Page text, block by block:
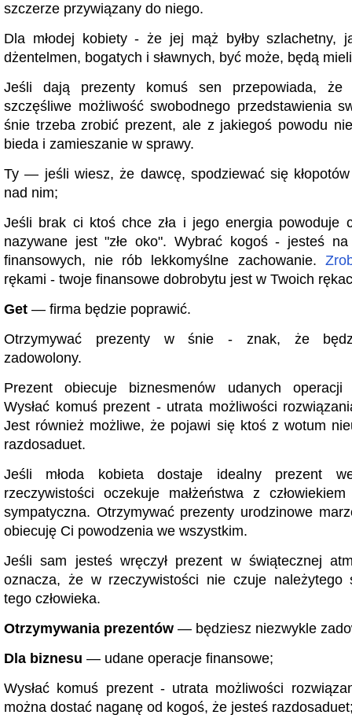
szczerze przywiązany do niego.
Dla młodej kobiety - że jej mąż byłby szlachetny,
dżentelmen, bogatych i sławnych, być może, będą
Jeśli dają prezenty komuś sen przepowiada, że
szczęśliwe możliwość swobodnego przedstawienia
śnie trzeba zrobić prezent, ale z jakiegoś powodu
bieda i zamieszanie w sprawy.
Ty — jeśli wiesz, że dawcę, spodziewać się kłopotów
nad nim;
Jeśli brak ci ktoś chce zła i jego energia powoduje
nazywane jest "złe oko". Wybrać kogoś - jesteś
finansowych, nie rób lekkomyślne zachowanie.
rękami - twoje finansowe dobrobytu jest w Twoich
Get — firma będzie poprawić.
Otrzymywać prezenty w śnie - znak, że
zadowolony.
Prezent obiecuje biznesmenów udanych operacji
Wysłać komuś prezent - utrata możliwości
Jest również możliwe, że pojawi się ktoś z wotum
razdosaduet.
Jeśli młoda kobieta dostaje idealny prezent
rzeczywistości oczekuje małżeństwa z
sympatyczna. Otrzymywać prezenty urodzinowe
obiecuję Ci powodzenia we wszystkim.
Jeśli sam jesteś wręczył prezent w świątecznej
oznacza, że ​​w rzeczywistości nie czuje należytego
tego człowieka.
Otrzymywania prezentów — będziesz niezwykle
Dla biznesu — udane operacje finansowe;
Wysłać komuś prezent - utrata możliwości
można dostać naganę od kogoś, że jesteś